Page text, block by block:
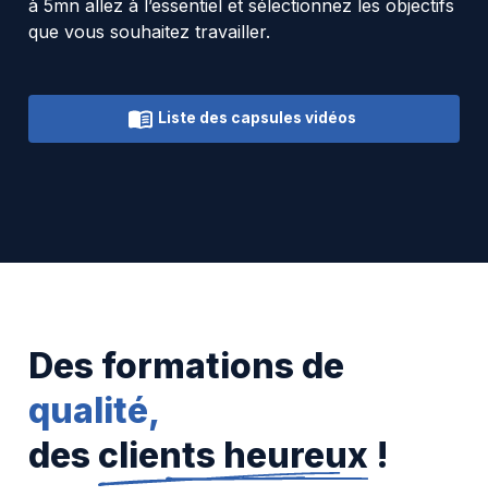
à 5mn allez à l’essentiel et sélectionnez les objectifs
que vous souhaitez travailler.
Liste des capsules vidéos
Des formations de
qualité,
des clients heureux !